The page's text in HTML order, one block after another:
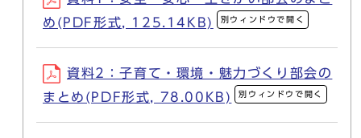
め(PDF形式, 125.14KB)
別ウィンドウで開く
資料2：子育て・環境・魅力づくり部会の
まとめ(PDF形式, 78.00KB)
別ウィンドウで開く